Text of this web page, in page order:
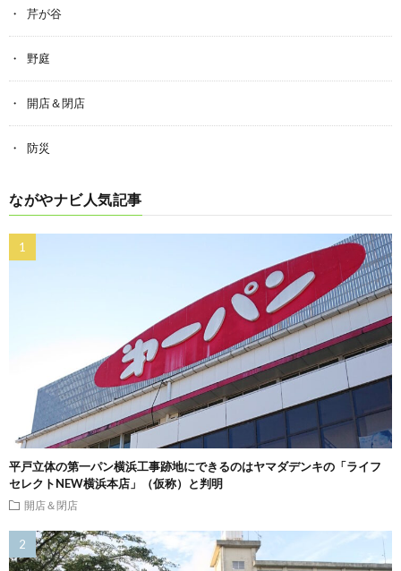
芹が谷
野庭
開店＆閉店
防災
ながやナビ人気記事
平戸立体の第一パン横浜工事跡地にできるのはヤマダデンキの「ライフ
セレクトNEW横浜本店」（仮称）と判明
開店＆閉店